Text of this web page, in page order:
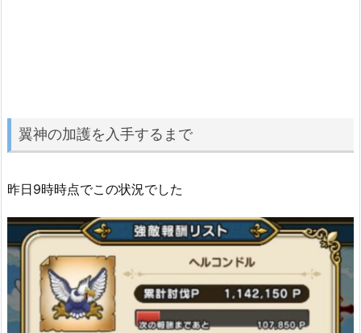
翼神の加護を入手するまで
昨日9時時点でこの状況でした